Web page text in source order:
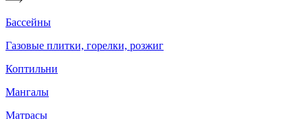
Бассейны
Газовые плитки, горелки, розжиг
Коптильни
Мангалы
Матрасы